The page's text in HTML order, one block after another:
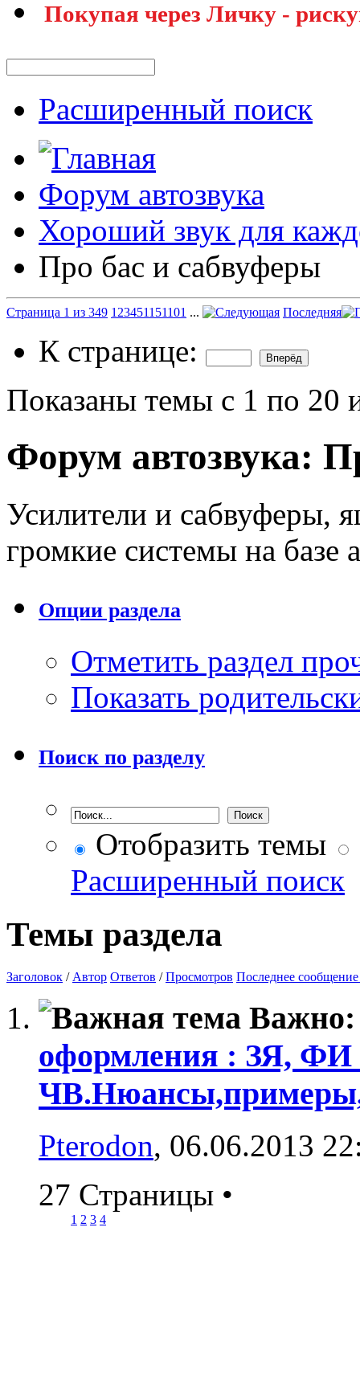
Покупая через Личку -
Расширенный поиск
Форум автозвука
Хороший звук для
Про бас и сабвуферы
Страница 1 из 349 1 234511 51101 ... Последняя
К странице:
Показаны темы с 1 по 20
Форум автозвука:
Усилители и cабвуферы,
громкие системы на базе
Опции раздела
Отметить раздел
Показать
Поиск по разделу
Отобразить темы
Расширенный поиск
Темы раздела
Заголовок / Автор Ответов /Просмотров Последнее сообщение
оформления : ЗЯ, ФИ
Pterodon, 06.06.2013
27 Страницы •
1 2 3 4